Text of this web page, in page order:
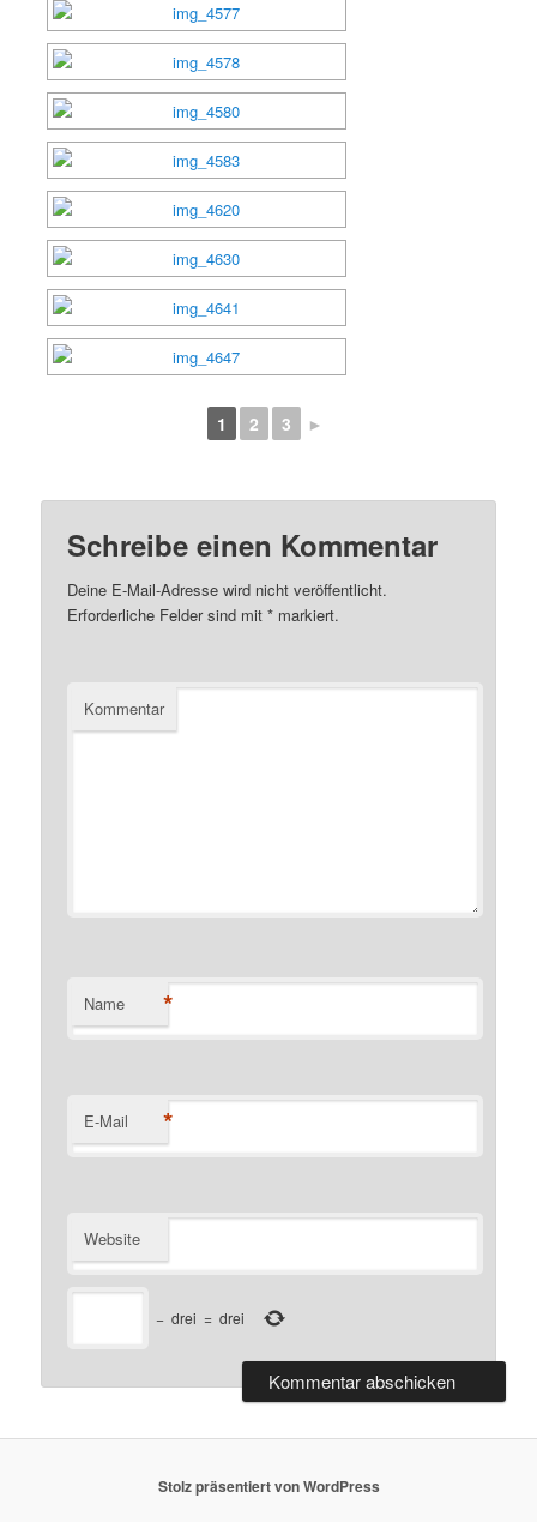
1 2 3 ►
Schreibe einen Kommentar
Deine E-Mail-Adresse wird nicht veröffentlicht.
Erforderliche Felder sind mit* markiert.
Kommentar
Name *
E-Mail *
Website
− drei = drei
Stolz präsentiert von WordPress